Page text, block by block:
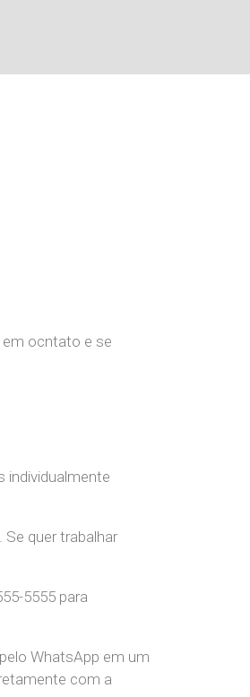
em ocntato e se
individualmente
quer trabalhar
5555 para
WhatsApp em um
com a